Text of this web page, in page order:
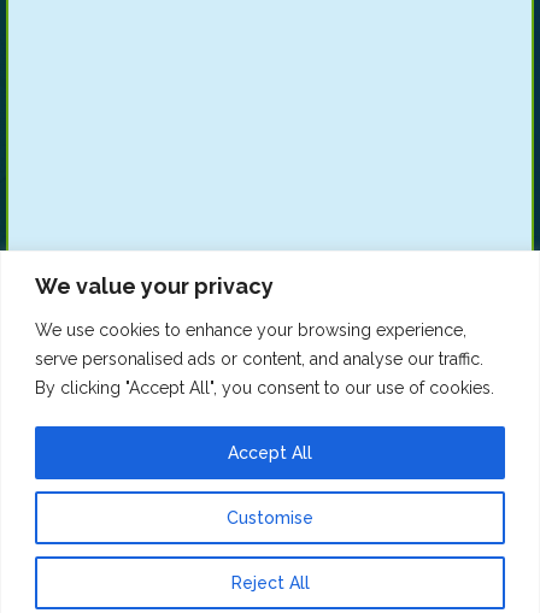
We value your privacy
We use cookies to enhance your browsing experience,
serve personalised ads or content, and analyse our traffic.
By clicking "Accept All", you consent to our use of cookies.
Customise
Reject All
Accept All
Confiado por